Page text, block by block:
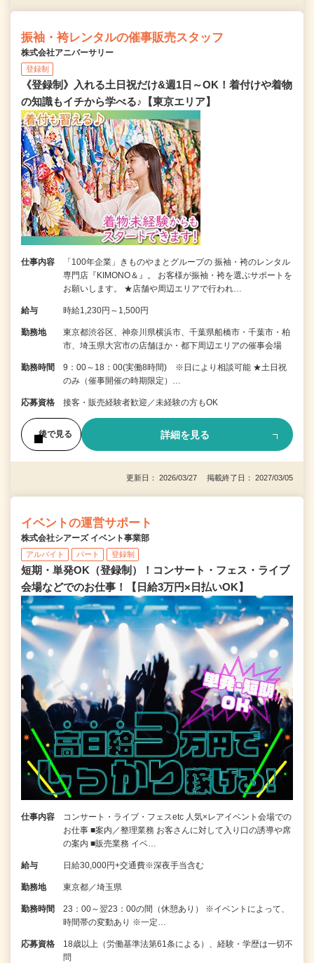
振袖・袴レンタルの催事販売スタッフ
株式会社アニバーサリー
登録制
《登録制》入れる土日祝だけ&週1日～OK！着付けや着物
の知識もイチから学べる♪【東京エリア】
仕事内容
「100年企業」きものやまとグループの 振袖・袴のレンタル
専門店『KIMONO＆』。 お客様が振袖・袴を選ぶサポートを
お願いします。 ★店舗や周辺エリアで行われ…
給与 時給1,230円～1,500円
勤務地
東京都渋谷区、神奈川県横浜市、千葉県船橋市・千葉市・柏
市、埼玉県大宮市の店舗ほか・都下周辺エリアの催事会場
勤務時間
9：00～18：00(実働8時間) ※日により相談可能 ★土日祝
のみ（催事開催の時期限定）…
応募資格 接客・販売経験者歓迎／未経験の方もOK
後で見る 詳細を見る
更新日： 2026/03/27 掲載終了日： 2027/03/05
イベントの運営サポート
株式会社シアーズ イベント事業部
アルバイト パート 登録制
短期・単発OK（登録制）！コンサート・フェス・ライブ
会場などでのお仕事！【日給3万円×日払いOK】
仕事内容
コンサート・ライブ・フェスetc 人気×レアイベント会場での
お仕事 ■案内／整理業務 お客さんに対して入り口の誘導や席
の案内 ■販売業務 イベ…
給与 日給30,000円+交通費※深夜手当含む
勤務地 東京都／埼玉県
勤務時間
23：00～翌23：00の間（休憩あり） ※イベントによって、
時間帯の変動あり ※一定…
応募資格
18歳以上（労働基準法第61条による）、経験・学歴は一切不
問